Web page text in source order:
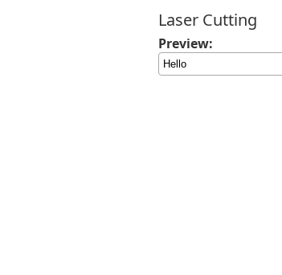
Laser Cutting
Preview: